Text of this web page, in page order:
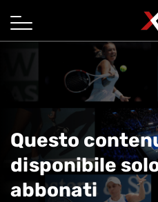
Questo
disponibile
abbonati